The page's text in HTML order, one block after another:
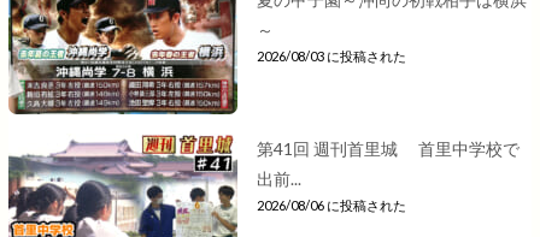
～
2026/08/03 に投稿された
第41回 週刊首里城 首里中学校で
出前...
2026/08/06 に投稿された